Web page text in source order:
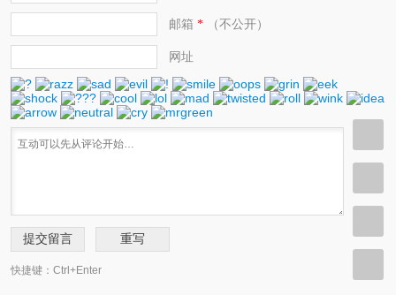
邮箱 *（不公开）
网址
快捷键：Ctrl+Enter